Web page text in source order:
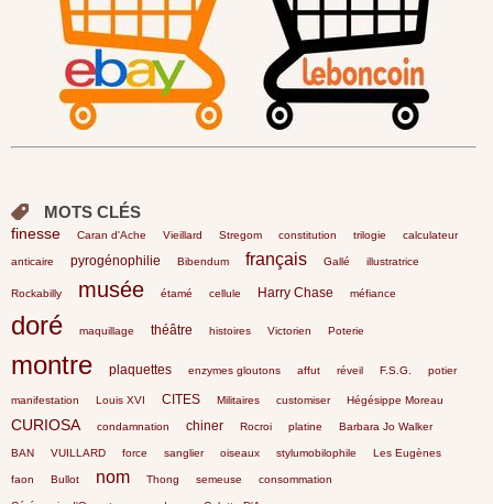
MOTS CLÉS
finesse Caran d'Ache Vieillard Stregom constitution trilogie calculateur
anticaire pyrogénophilie Bibendum français Gallé illustratrice
Rockabilly musée étamé cellule Harry Chase méfiance
doré maquillage théâtre histoires Victorien Poterie
montre plaquettes enzymes gloutons affut réveil F.S.G. potier
manifestation Louis XVI CITES Militaires customiser Hégésippe Moreau
CURIOSA condamnation chiner Rocroi platine Barbara Jo Walker
BAN VUILLARD force sanglier oiseaux stylumobilophile Les Eugènes
faon Bullot nom Thong semeuse consommation